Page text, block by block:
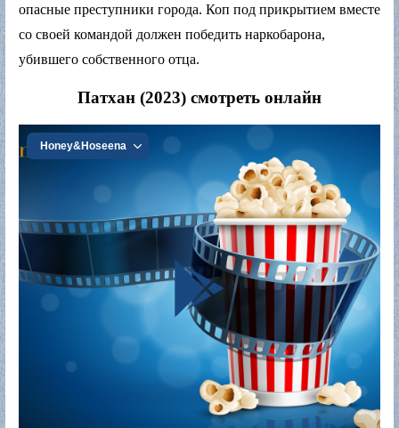
опасные преступники города. Коп под прикрытием вместе
со своей командой должен победить наркобарона,
убившего собственного отца.
Патхан (2023) смотреть онлайн